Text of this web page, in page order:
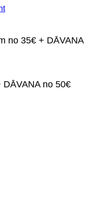
no 35€ + DĀVANA
no 50€